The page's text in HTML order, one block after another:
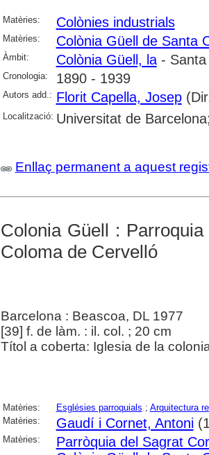
Matèries: Colònies industrials
Matèries: Colònia Güell de Santa
Àmbit: Colònia Güell, la- Santa
Cronologia: 1890 - 1939
Autors add.: Florit Capella, Josep
Localització: Universitat de
Enllaç permanent a aquest
Colonia Güell :
Coloma de Cervelló
Barcelona : Beascoa, DL 1977
[39] f. de làm. : il. col. ; 20 cm
Títol a coberta: Iglesia de la
Matèries: Esglésies parroquials ; Arquitectura
Matèries:
Gaudí i Cornet, Antoni
Matèries:
Parròquia del Sagrat